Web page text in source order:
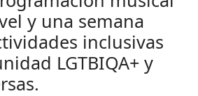
y una semana
inclusivas
LGTBIQA+ y